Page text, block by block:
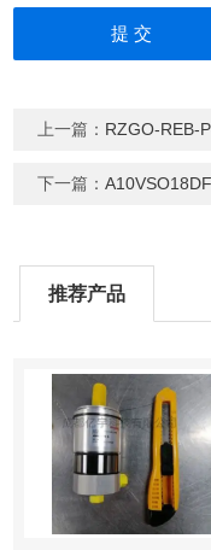
上一篇： RZGO-REB-
下一篇：
推荐产品